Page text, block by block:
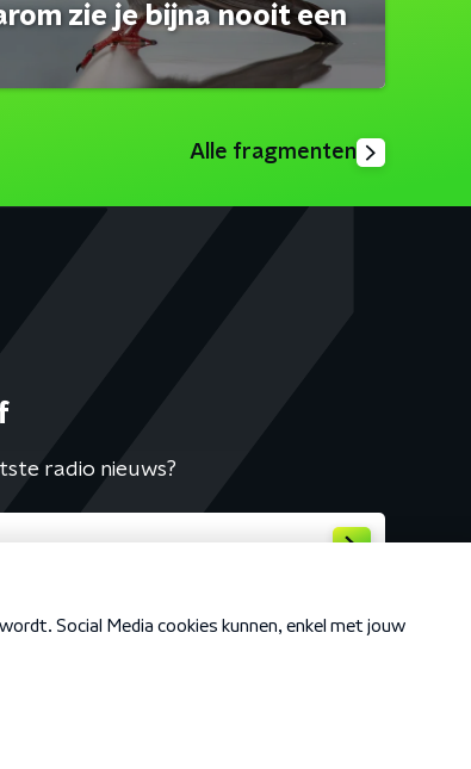
zie je bijna nooit een
Alle fragmenten
radio nieuws?